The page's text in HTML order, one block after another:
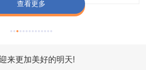
查看更多
查看更多
查看更多
查看更多
来更加美好的明天!